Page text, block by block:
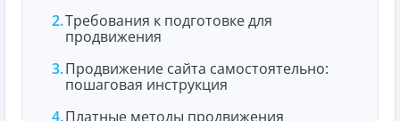
Требования к подготовке для
продвижения
Продвижение сайта самостоятельно:
пошаговая инструкция
Платные методы продвижения